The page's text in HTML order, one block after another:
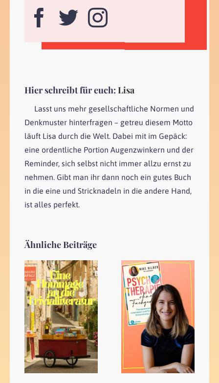
Hier schreibt für euch: Lisa
Lasst uns mehr gesellschaftliche Normen und
Denkmuster hinterfragen – getreu diesem Motto
läuft Lisa durch die Welt. Dabei mit im Gepäck:
eine ordentliche Portion Augenzwinkern und der
Reminder, sich selbst nicht immer allzu ernst zu
nehmen. Gibt man ihr dann noch ein gutes Buch
in die eine und Stricknadeln in die andere Hand,
ist alles perfekt.
Ähnliche Beiträge